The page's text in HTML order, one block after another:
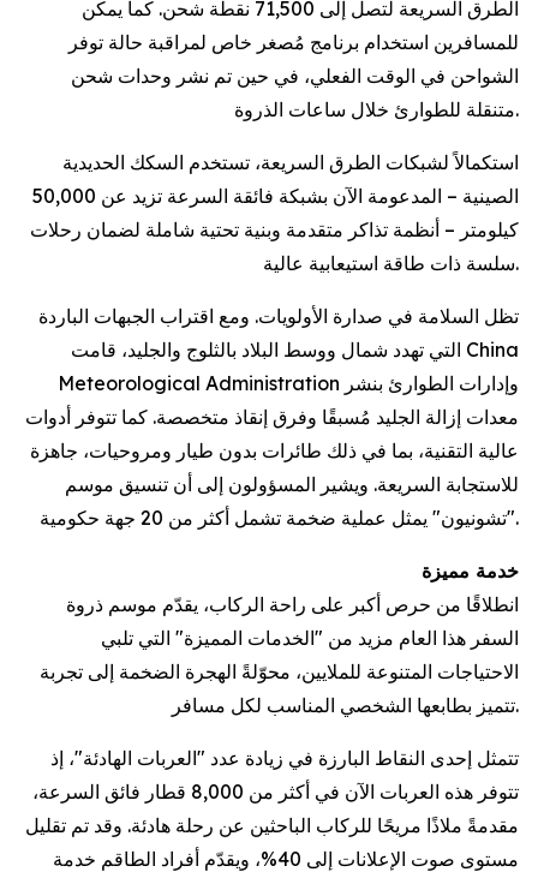
الطرق السريعة لتصل إلى 71,500 نقطة شحن. كما يمكن
للمسافرين استخدام برنامج مُصغر خاص لمراقبة حالة توفر
الشواحن في الوقت الفعلي، في حين تم نشر وحدات شحن
متنقلة للطوارئ خلال ساعات الذروة.
استكمالاً لشبكات الطرق السريعة، تستخدم السكك الحديدية
الصينية – المدعومة الآن بشبكة فائقة السرعة تزيد عن 50,000
كيلومتر – أنظمة تذاكر متقدمة وبنية تحتية شاملة لضمان رحلات
سلسة ذات طاقة استيعابية عالية.
تظل السلامة في صدارة الأولويات. ومع اقتراب الجبهات الباردة
التي تهدد شمال ووسط البلاد بالثلوج والجليد، قامت China
Meteorological Administration وإدارات الطوارئ بنشر
معدات إزالة الجليد مُسبقًا وفرق إنقاذ متخصصة. كما تتوفر أدوات
عالية التقنية، بما في ذلك طائرات بدون طيار ومروحيات، جاهزة
للاستجابة السريعة. ويشير المسؤولون إلى أن تنسيق موسم
"تشونيون" يمثل عملية ضخمة تشمل أكثر من 20 جهة حكومية.
خدمة مميزة
انطلاقًا من حرص أكبر على راحة الركاب، يقدّم موسم ذروة
السفر هذا العام مزيد من "الخدمات المميزة" التي تلبي
الاحتياجات المتنوعة للملايين، محوّلةً الهجرة الضخمة إلى تجربة
تتميز بطابعها الشخصي المناسب لكل مسافر.
تتمثل إحدى النقاط البارزة في زيادة عدد "العربات الهادئة"، إذ
تتوفر هذه العربات الآن في أكثر من 8,000 قطار فائق السرعة،
مقدمةً ملاذًا مريحًا للركاب الباحثين عن رحلة هادئة. وقد تم تقليل
مستوى صوت الإعلانات إلى 40%، ويقدّم أفراد الطاقم خدمة